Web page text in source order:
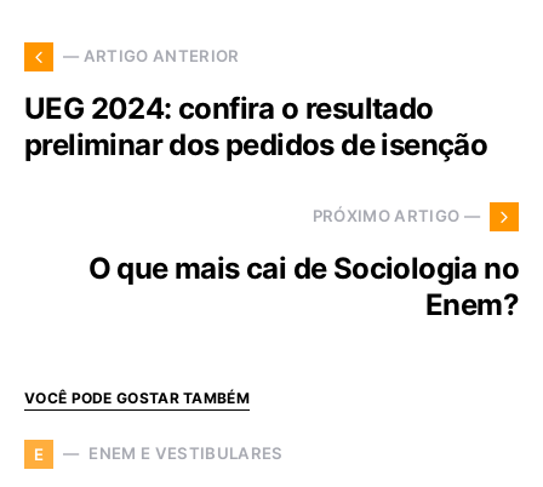
— ARTIGO ANTERIOR
UEG 2024: confira o resultado
preliminar dos pedidos de isenção
PRÓXIMO ARTIGO —
O que mais cai de Sociologia no
Enem?
VOCÊ PODE GOSTAR TAMBÉM
E ENEM E VESTIBULARES